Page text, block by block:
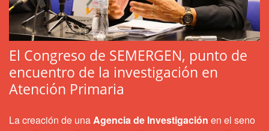
El Congreso de SEMERGEN, punto de
encuentro de la investigación en
Atención Primaria
La creación de una Agencia de Investigación en el seno